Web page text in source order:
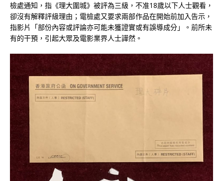
檢處通知，指《理大圍城》被評為三級，不准18歲以下人士觀看，
卻沒有解釋評級理由；電檢處又要求兩部作品在開始前加入告示，
指影片「部份內容或評論亦可能未獲證實或有誤導成分」。前所未
有的干預，引起大眾及電影業界人士譁然。